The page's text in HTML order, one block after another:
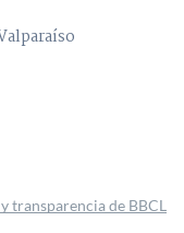
transparencia de BBCL